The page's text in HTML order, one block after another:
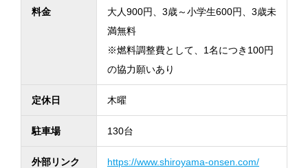
料金
大人900円、3歳～小学生600円、3歳未
満無料
※燃料調整費として、1名につき100円
の協力願いあり
定休日 木曜
駐車場 130台
外部リンク https://www.shiroyama-onsen.com/